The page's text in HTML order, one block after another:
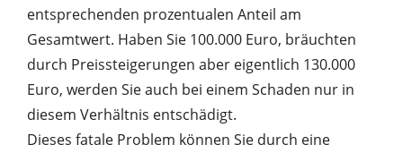
entsprechenden prozentualen Anteil am
Gesamtwert. Haben Sie 100.000 Euro, bräuchten
durch Preissteigerungen aber eigentlich 130.000
Euro, werden Sie auch bei einem Schaden nur in
diesem Verhältnis entschädigt.
Dieses fatale Problem können Sie durch eine